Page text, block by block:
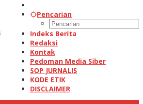
Pencarian
Indeks Berita
Redaksi
Kontak
Pedoman Media Siber
SOP JURNALIS
KODE ETIK
DISCLAIMER